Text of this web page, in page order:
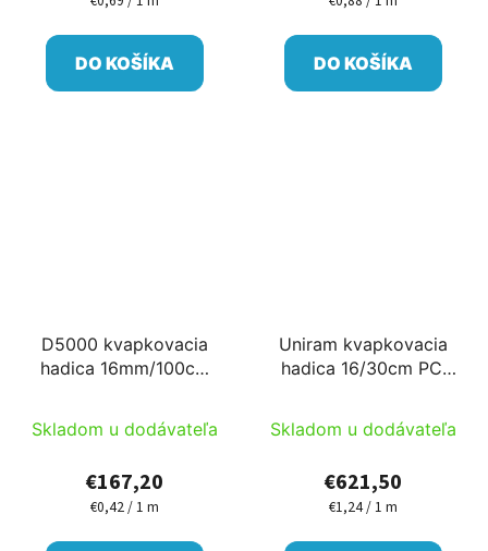
DO KOŠÍKA DO KOŠÍKA
D5000 kvapkovacia
hadica 16mm/100cm
Skladom u dodávateľa
€167,20
Jednotková
€0,42 / 1 m
Uniram kvapkovacia
hadica 16/30cm PC,
Skladom u dodávateľa
€621,50
Jednotková
€1,24 / 1 m